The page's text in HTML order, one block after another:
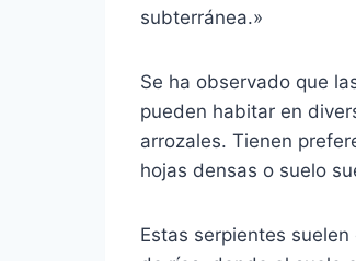
subterránea.»
Se ha observado que
pueden habitar en
arrozales. Tienen
hojas densas o suelo
Estas serpientes